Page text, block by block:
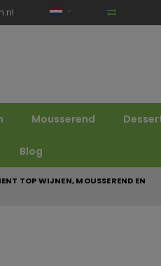
Mousserend
Blog
TOP WIJNEN, MOUSSEREND EN